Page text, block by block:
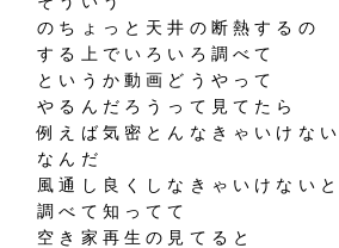
のちょっと天井の断熱するの
する上でいろいろ調べて
というか動画どうやって
やるんだろうって見てたら
例えば気密とんなきゃいけな
なんだ
風通し良くしなきゃいけない
調べて知ってて
空き家再生の見てると